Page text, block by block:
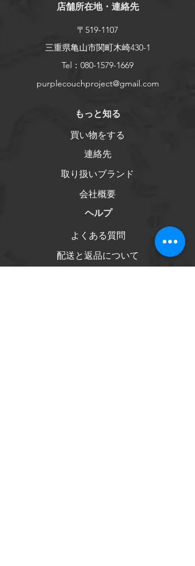
店舗所在地・連絡先
〒519-1107
三重県亀山市関町木崎430-1
Tel：080-1579-1669
purplecouchproject@gmail.com
​もっと知る
買い物をする
連絡先
取り扱いブランド
会社概要
ヘルプ
よくある質問
配送と返品について